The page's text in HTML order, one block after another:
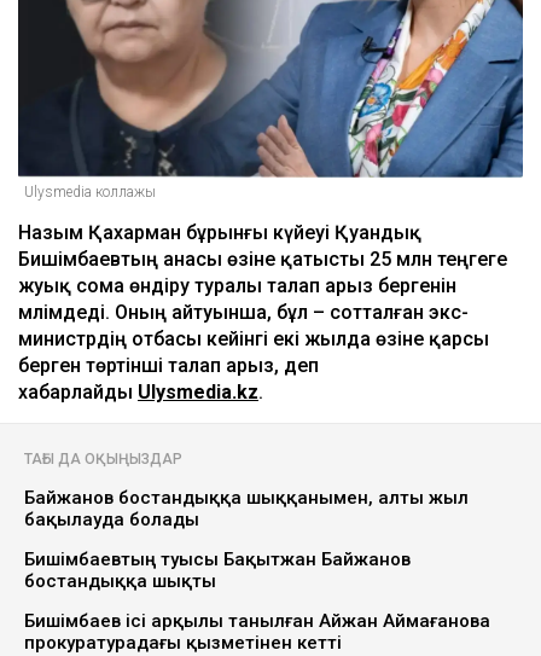
Ulysmedia коллажы
Назым Қахарман бұрынғы күйеуі Қуандық
Бишімбаевтың анасы өзіне қатысты 25 млн теңгеге
жуық сома өндіру туралы талап арыз бергенін
мәлімдеді. Оның айтуынша, бұл – сотталған экс-
министрдің отбасы кейінгі екі жылда өзіне қарсы
берген төртінші талап арыз, деп
хабарлайды Ulysmedia.kz.
ТАҒЫ ДА ОҚЫҢЫЗДАР
Байжанов бостандыққа шыққанымен, алты жыл
бақылауда болады
Бишімбаевтың туысы Бақытжан Байжанов
бостандыққа шықты
Бишімбаев ісі арқылы танылған Айжан Аймағанова
прокуратурадағы қызметінен кетті